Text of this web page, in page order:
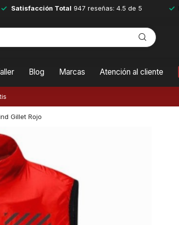
Satisfacción Total 947 reseñas: 4.5 de 5
Blog Marcas Atención al cliente
Gillet Rojo